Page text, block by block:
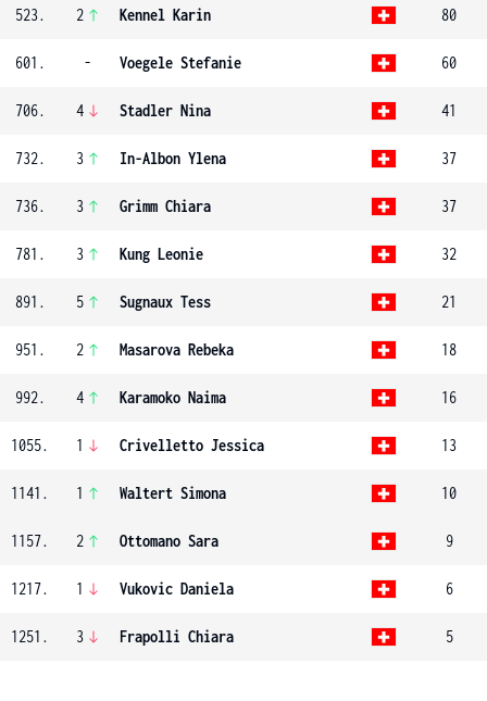
523. 2 Kennel Karin 80
601. - Voegele Stefanie 60
706. 4 Stadler Nina 41
732. 3 In-Albon Ylena 37
736. 3 Grimm Chiara 37
781. 3 Kung Leonie 32
891. 5 Sugnaux Tess 21
951. 2 Masarova Rebeka 18
992. 4 Karamoko Naima 16
1055. 1 Crivelletto Jessica 13
1141. 1 Waltert Simona 10
1157. 2 Ottomano Sara 9
1217. 1 Vukovic Daniela 6
1251. 3 Frapolli Chiara 5